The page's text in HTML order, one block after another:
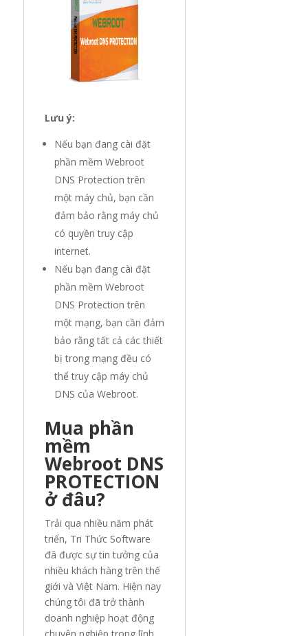
Lưu ý:
Nếu bạn đang cài đặt
phần mềm Webroot
DNS Protection trên
một máy chủ, bạn cần
đảm bảo rằng máy chủ
có quyền truy cập
internet.
Nếu bạn đang cài đặt
phần mềm Webroot
DNS Protection trên
một mạng, bạn cần đảm
bảo rằng tất cả các thiết
bị trong mạng đều có
thể truy cập máy chủ
DNS của Webroot.
Mua phần
mềm
Webroot DNS
PROTECTION
ở đâu?
Trải qua nhiều năm phát
triển, Tri Thức Software
đã được sự tin tưởng của
nhiều khách hàng trên thế
giới và Việt Nam. Hiện nay
chúng tôi đã trở thành
doanh nghiệp hoạt động
chuyên nghiệp trong lĩnh